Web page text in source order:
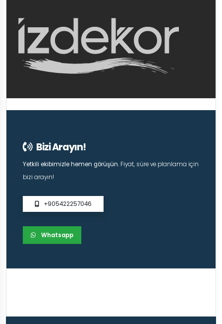
Bizi Arayın!
Yetkili ekibimizle hemen görüşün. Fiyat, süre ve planlama için
bizi arayın!
+905422257046
Whatsapp